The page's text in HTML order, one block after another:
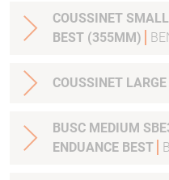
COUSSINET
BEST (355MM)
COUSSINET
BUSC MEDIUM
ENDUANCE BEST